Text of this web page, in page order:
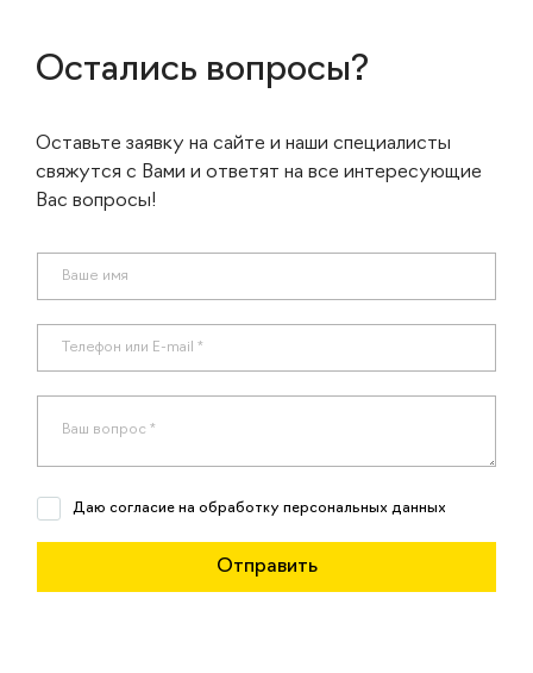
Остались вопросы?
Оставьте заявку на сайте и наши специалисты
свяжутся с Вами и ответят на все интересующие
Вас вопросы!
Даю согласие на обработку персональных данных